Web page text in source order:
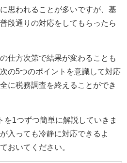
思われることが多いですが、基
段通りの対応をしてもらったら
仕方次第で結果が変わることも
の5つのポイントを意識して対応
に税務調査を終えることができ
を1つずつ簡単に解説していきま
入っても冷静に対応できるよ
おいてください。